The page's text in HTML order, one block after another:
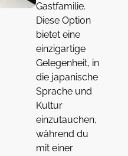
Gastfamilie.
Diese Option
bietet eine
einzigartige
Gelegenheit, in
die japanische
Sprache und
Kultur
einzutauchen,
während du
mit einer